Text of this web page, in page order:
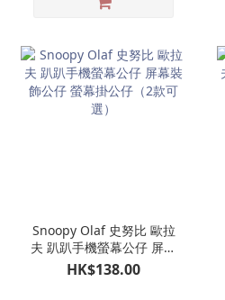
Snoopy Olaf 史努比 歐拉
夫 趴趴手機螢幕公仔 屏幕
裝飾公仔 螢幕掛公仔（2
款可選）
HK$138.00